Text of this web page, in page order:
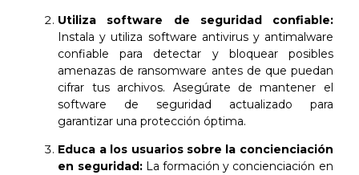
Utiliza software de seguridad confiable:
Instala y utiliza software antivirus y antimalware
confiable para detectar y bloquear posibles
amenazas de ransomware antes de que puedan
cifrar tus archivos. Asegúrate de mantener el
software de seguridad actualizado para
garantizar una protección óptima.
Educa a los usuarios sobre la concienciación
en seguridad:La formación y concienciación en